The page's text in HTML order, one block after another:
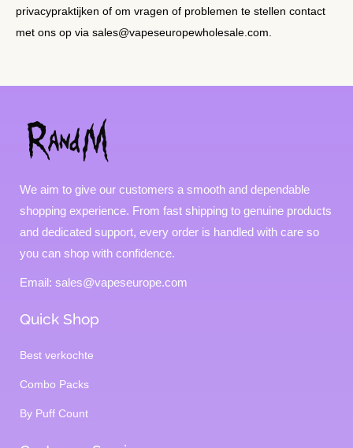
privacypraktijken of om vragen of problemen te stellen contact
met ons op via sales@vapeseuropewholesale.com.
We aim to give our customers a smooth and dependable
shopping experience. From fast shipping to genuine products
and dedicated support, every order is handled with care so
you can shop with confidence.
Email: sales@vapeseurope.com
Quick Shop
Best verkochte
Combo Packs
By Puff Count